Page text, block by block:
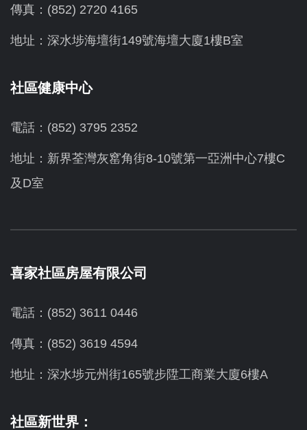
傳真：(852) 2720 4165
地址：深水埗海壇街149號海壇大廈1樓B室
社區健康中心
電話：(852) 3795 2352
地址：新界荃灣灰窰角街8-10號第一亞洲中心7樓C
及D室
喜家社區房屋有限公司
電話：(852) 3611 0446
傳真：(852) 3619 4594
地址： 深水埗元州街165號步陞工商業大廈6樓A
社區新世界：